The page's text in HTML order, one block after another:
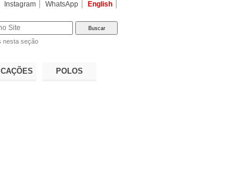
Instagram WhatsApp English
nesta seção
POLOS